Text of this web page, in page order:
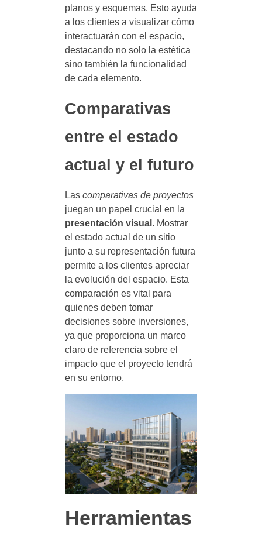
planos y esquemas. Esto ayuda
a los clientes a visualizar cómo
interactuarán con el espacio,
destacando no solo la estética
sino también la funcionalidad
de cada elemento.
Comparativas
entre el estado
actual y el futuro
Las comparativas de proyectos
juegan un papel crucial en la
presentación visual . Mostrar
el estado actual de un sitio
junto a su representación futura
permite a los clientes apreciar
la evolución del espacio. Esta
comparación es vital para
quienes deben tomar
decisiones sobre inversiones,
ya que proporciona un marco
claro de referencia sobre el
impacto que el proyecto tendrá
en su entorno.
Herramientas